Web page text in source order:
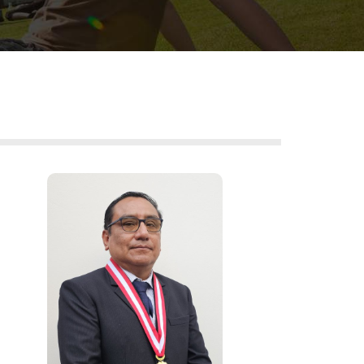
DR. RICHARD
SANTIAGO
QUIVIO CUNO
Vicerrector de Investigación
Resolución Nº 1438
-2026-R-UNE